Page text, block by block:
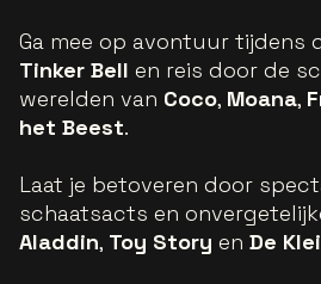
Ga mee op avontuur tijdens
Tinker Bell en reis door de
werelden van Coco, Moana,
het Beest.
Laat je betoveren door
schaatsacts en
Aladdin, Toy Story en De